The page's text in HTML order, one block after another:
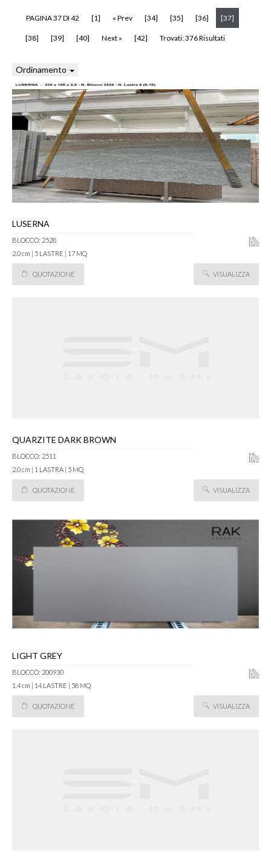
PAGINA 37 DI 42 [1] « Prev [34] [35] [36] [37]
[38] [39] [40] Next » [42] Trovati: 376 Risultati
Ordinamento
LUSERNA
BLOCCO: 2528
2.0 cm | 5 LASTRE | 17 MQ
QUOTAZIONE VISUALIZZA
QUARZITE DARK BROWN
BLOCCO: 2511
2.0 cm | 1 LASTRA | 5 MQ
QUOTAZIONE VISUALIZZA
LIGHT GREY
BLOCCO: 200930
1.4 cm | 14 LASTRE | 58 MQ
QUOTAZIONE VISUALIZZA